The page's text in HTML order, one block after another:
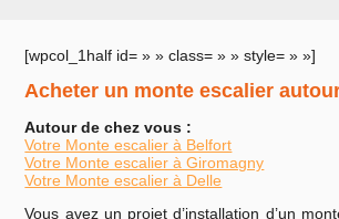
[wpcol_1half id= » » class= » » style= » »]
Acheter un monte escalier
Autour de chez vous :
Votre Monte escalier à Belfort
Votre Monte escalier à Giromagny
Votre Monte escalier à Delle
Vous avez un projet d’installation d’un